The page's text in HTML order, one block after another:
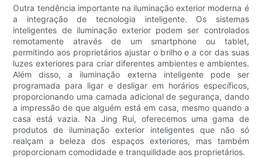
Outra tendência importante na iluminação exterior moderna é
a integração de tecnologia inteligente. Os sistemas
inteligentes de iluminação exterior podem ser controlados
remotamente através de um smartphone ou tablet,
permitindo aos proprietários ajustar o brilho e a cor das suas
luzes exteriores para criar diferentes ambientes e ambientes.
Além disso, a iluminação externa inteligente pode ser
programada para ligar e desligar em horários específicos,
proporcionando uma camada adicional de segurança, dando
a impressão de que alguém está em casa, mesmo quando a
casa está vazia. Na Jing Rui, oferecemos uma gama de
produtos de iluminação exterior inteligentes que não só
realçam a beleza dos espaços exteriores, mas também
proporcionam comodidade e tranquilidade aos proprietários.